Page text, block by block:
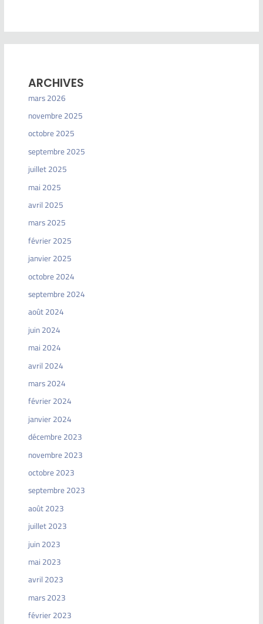
ARCHIVES
mars 2026
novembre 2025
octobre 2025
septembre 2025
juillet 2025
mai 2025
avril 2025
mars 2025
février 2025
janvier 2025
octobre 2024
septembre 2024
août 2024
juin 2024
mai 2024
avril 2024
mars 2024
février 2024
janvier 2024
décembre 2023
novembre 2023
octobre 2023
septembre 2023
août 2023
juillet 2023
juin 2023
mai 2023
avril 2023
mars 2023
février 2023